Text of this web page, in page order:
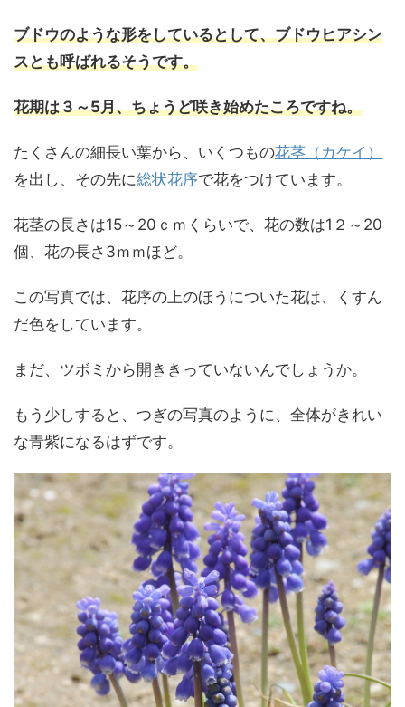
ブドウのような形をしているとして、ブドウヒアシン
スとも呼ばれるそうです。
花期は３～5月、ちょうど咲き始めたころですね。
たくさんの細長い葉から、いくつもの花茎（カケイ）
を出し、その先に総状花序で花をつけています。
花茎の長さは15～20ｃｍくらいで、花の数は1２～20
個、花の長さ3ｍｍほど。
この写真では、花序の上のほうについた花は、くすん
だ色をしています。
まだ、ツボミから開ききっていないんでしょうか。
もう少しすると、つぎの写真のように、全体がきれい
な青紫になるはずです。